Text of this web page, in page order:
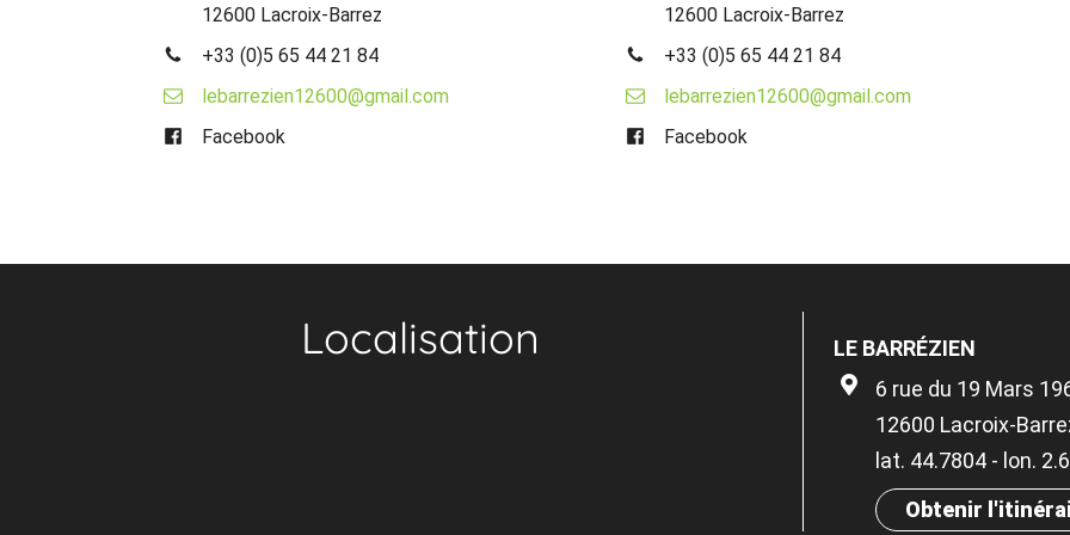
12600 Lacroix-Barrez
+33 (0)5 65 44 21 84
lebarrezien12600@gmail.com
Facebook
12600 Lacroix-Barrez
+33 (0)5 65 44 21 84
lebarrezien12600@gmail.com
Facebook
Localisation
LE BARRÉZIEN
6 rue du 19 Mars
12600 Lacroix-
lat. 44.7804 - lon.
Obtenir